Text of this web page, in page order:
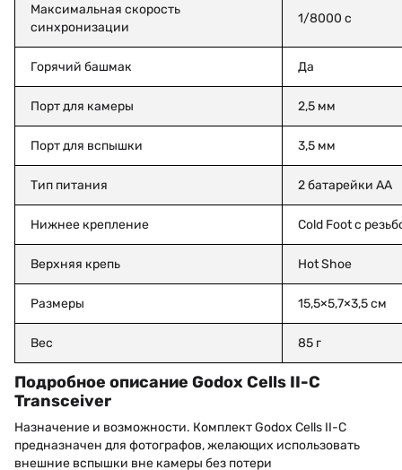
Максимальная скорость
синхронизации
1/8000 с
Горячий башмак Да
Порт для камеры 2,5 мм
Порт для вспышки 3,5 мм
Тип питания 2 батарейки AA
Нижнее крепление Cold Foot с
Верхняя крепь Hot Shoe
Размеры 15,5×5,7×3,5 см
Вес 85 г
Подробное описание Godox Cells II-C
Transceiver
Назначение и возможности. Комплект Godox Cells II-C
предназначен для фотографов, желающих использовать
внешние вспышки вне камеры без потери